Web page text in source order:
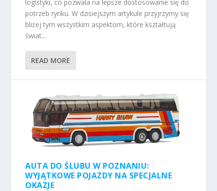
logistyki, co pozwala na lepsze dostosowanie się do
potrzeb rynku. W dzisiejszym artykule przyjrzymy się
bliżej tym wszystkim aspektom, które kształtują
świat...
READ MORE
AUTA DO ŚLUBU W POZNANIU:
WYJĄTKOWE POJAZDY NA SPECJALNE
OKAZJE